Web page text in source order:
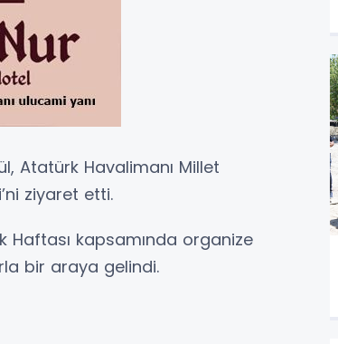
Atatürk Havalimanı Millet
ziyaret etti.
Haftası kapsamında organize
bir araya gelindi.